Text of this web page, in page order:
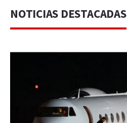
NOTICIAS DESTACADAS